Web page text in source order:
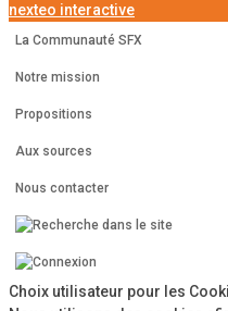
nexteo interactive
La Communauté SFX
Notre mission
Propositions
Aux sources
Nous contacter
Choix utilisateur pour les